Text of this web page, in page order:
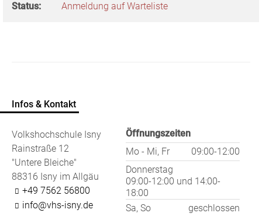
Status:
Anmeldung auf Warteliste
Infos & Kontakt
Volkshochschule Isny
Rainstraße 12
"Untere Bleiche"
88316 Isny im Allgäu
+49 7562 56800
info@vhs-isny.de
Öffnungszeiten
Mo - Mi, Fr
09:00-12:00
Donnerstag
09:00-12:00 und 14:00-
18:00
Sa, So
geschlossen